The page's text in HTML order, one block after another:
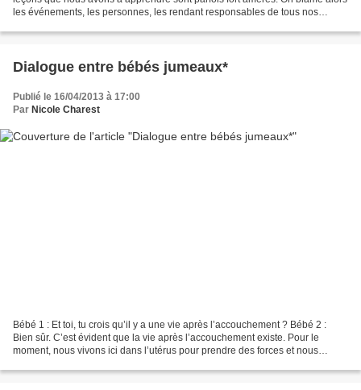
les événements, les personnes, les rendant responsables de tous nos
Dialogue entre bébés jumeaux*
Publié le 16/04/2013 à 17:00
Par Nicole Charest
Bébé 1 : Et toi, tu crois qu’il y a une vie après l’accouchement ? Bébé 2 :
Bien sûr. C’est évident que la vie après l’accouchement existe. Pour le
moment, nous vivons ici dans l’utérus pour prendre des forces et nous